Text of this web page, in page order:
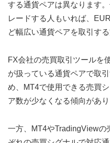
する通貨ペアは異なります
レードする人もいれば、
ど幅広い通貨ペアを取引す
FX会社の売買取引ツールを
が扱っている通貨ペアで取
め、
MT4で使用できる売買
ア数が少なくなる傾向があり
一方、 MT4やTradingViewの